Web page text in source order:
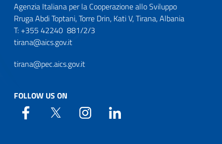
Agenzia Italiana per la Cooperazione allo Sviluppo
Rruga Abdi Toptani, Torre Drin, Kati V, Tirana, Albania
T: +355 42240 881/2/3
tirana@aics.gov.it
tirana@pec.aics.gov.it
FOLLOW US ON